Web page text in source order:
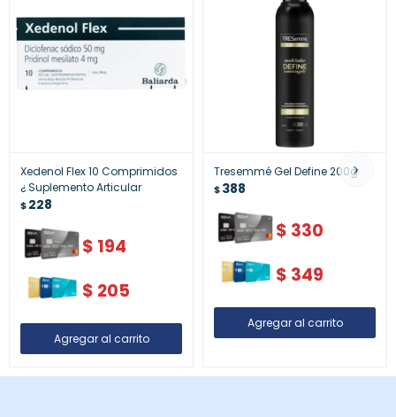
Xedenol Flex 10 Comprimidos
¿ Suplemento Articular
$228
$ 194
$ 205
Tresemmé Gel Define 200g
$388
$ 330
$ 349